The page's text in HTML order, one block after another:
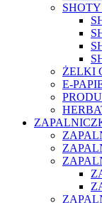
ŻELKI
E-